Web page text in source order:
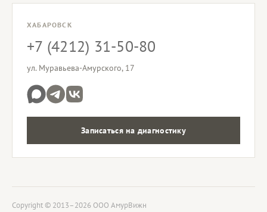
ХАБАРОВСК
+7 (4212) 31-50-80
ул. Муравьева-Амурского, 17
Записаться на диагностику
Copyright © 2013–2026 ООО АмурВижн